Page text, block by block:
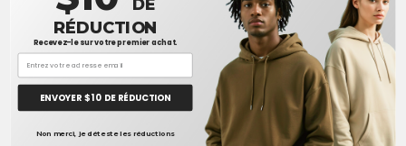
Ceci n'est PAS l'adresse de retour. Pour les retours, voir ici
Bureau
1300 rue Sherbrooke Ouest #400
Montreal, Quebec, H3G 1H9
Ceci n'est PAS l'adresse de retour. Pour les retours, voir ici
Bonjour
Si vous avez des questions ou des
DE
RÉDUCTION
Recevez-le sur votre premier achat.
ENVOYER $ 10 DE RÉDUCTION
Non merci, je déteste les réductions